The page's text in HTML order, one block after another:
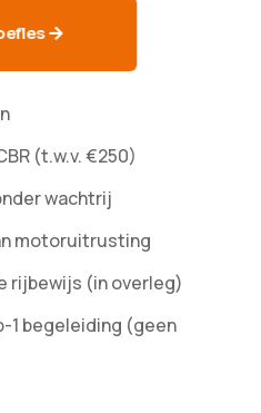
(t.w.v. €250)
wachtrij
motoruitrusting
rijbewijs (in overleg)
1 begeleiding (geen